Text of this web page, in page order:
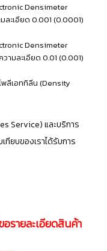
Densimeter
ะเอียด 0.001 (0.0001)
Densimeter
มละเอียด 0.01 (0.001)
ลีเอททิลีน (Density
Service) และบริการ
ยบของเราได้รับการ
รายละเอียดสินค้า